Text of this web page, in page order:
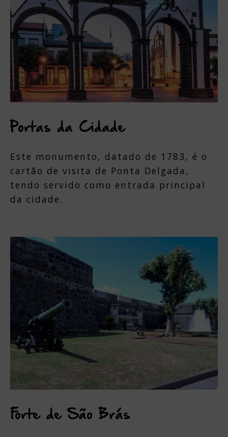
Portas da Cidade
Este monumento, datado de 1783, é o
cartão de visita de Ponta Delgada,
tendo servido como entrada principal
da cidade.
Forte de São Brás